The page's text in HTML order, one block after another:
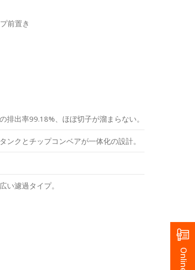
前置き
排出率99.18%、ほぼ切子が溜まらない。
ンクとチップコンベアが一体化の設計。
い濾過タイプ。